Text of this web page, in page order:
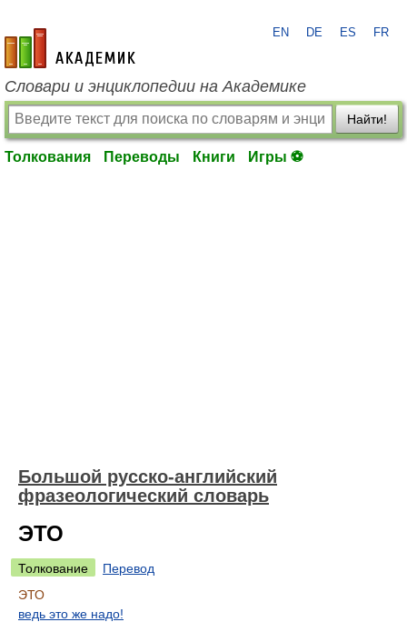
academic.ru
EN DE ES FR
Словари и энциклопедии на Академике
Найти!
Толкования Переводы Книги Игры ⚽
Большой русско-английский
фразеологический словарь
ЭТО
Толкование
Перевод
ЭТО
ведь это же надо!